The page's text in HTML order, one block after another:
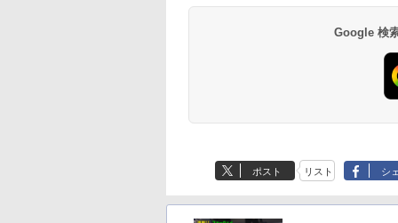
Google 検
ポスト リスト シ